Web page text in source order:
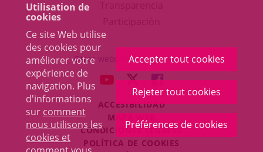
Utilisation de
cookies
Ce site Web utilise
des cookies pour
améliorer votre
expérience de
navigation. Plus
d'informations
sur comment
nous utilisons les
cookies et
Accepter tout cookies
Rejeter tout cookies
Préférences de cookies
una
ventana
nueva.
externa.
Otras webs del ayuntamiento
ENLACE
UNA
APLICACIÓN
EXTERNA.
ENLACE
A
UNA
APLICACIÓN
EXTERNA.
ENLACE
A
UNA
APLICACIÓN
EXTERNA.
ACCESIBILIDAD
MAPA WEB
CONDICIONES LEGALES
POLÍTICA DE COOKIES